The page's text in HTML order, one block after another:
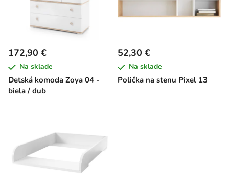
o
d
u
k
o
d
u
Detská komoda Zoya 04 -
biela / dub
172,90 €
Na sklade
Polička na stenu Pixel 13
52,30 €
Na sklade